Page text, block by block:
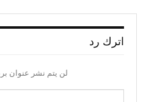
اترك رد
لن يتم نشر عنوان